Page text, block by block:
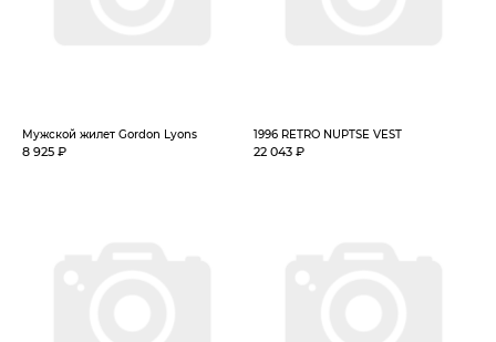
Мужской жилет Gordon Lyons
8 925 ₽
1996 RETRO NUPTSE VEST
22 043 ₽